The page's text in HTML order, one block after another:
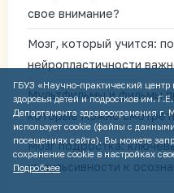
свое внимание?
Мозг, который учится:
нейропластичности
Мультфильмы и фильмы
которые можно
Мозг подростка:
импульсивности к
ГБУЗ «Научно-практический центр
здоровья детей и подростков им.
Департамента здравоохранения г.
использует cookie (файлы с
посещениях сайта). Вы можете
сохранение cookie в настройках
Подробнее